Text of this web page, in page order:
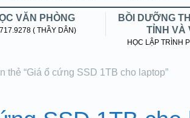
VĂN PHÒNG
( THẦY DÂN)
BỒI DƯỠNG
TỈNH VÀ
HỌC LẬP TRÌNH
thẻ “Giá ổ cứng SSD 1TB cho laptop”